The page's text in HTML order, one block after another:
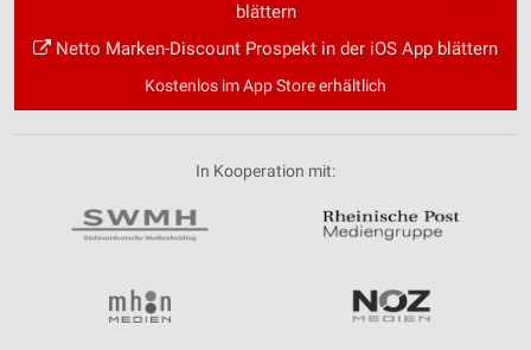
blättern
Netto Marken-Discount Prospekt in der iOS App blättern
Kostenlos im App Store erhältlich
In Kooperation mit: